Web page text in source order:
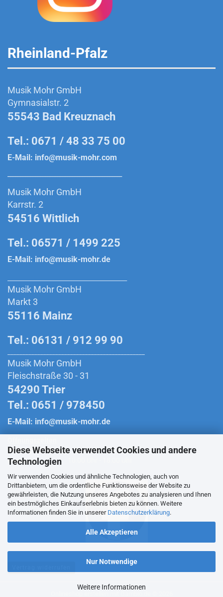
Diese Webseite verwendet Cookies und andere
Technologien
Wir verwenden Cookies und ähnliche Technologien, auch von
Drittanbietern, um die ordentliche Funktionsweise der Website zu
gewährleisten, die Nutzung unseres Angebotes zu analysieren und Ihnen
ein bestmögliches Einkaufserlebnis bieten zu können. Weitere
Informationen finden Sie in unserer Datenschutzerklärung.
Alle Akzeptieren
Nur Notwendige
Weitere Informationen
Rheinland-Pfalz
Musik Mohr GmbH
Gymnasialstr. 2
55543 Bad Kreuznach
Tel.: 0671 / 48 33 75 00
E-Mail: info@musik-mohr.com
Musik Mohr GmbH
Karrstr. 2
54516 Wittlich
Tel.: 06571 / 1499 225
E-Mail: info@musik-mohr.de
Musik Mohr GmbH
Markt 3
55116 Mainz
Tel.: 06131 / 912 99 90
Musik Mohr GmbH
Fleischstraße 30 - 31
54290 Trier
Tel.: 0651 / 978450
E-Mail: info@musik-mohr.de
Montag bis Freitag:10:00 Uhr - 18:30 Uhr
Samstag:10:00 Uhr - 18:00 Uhr
Folge uns auf Facebook